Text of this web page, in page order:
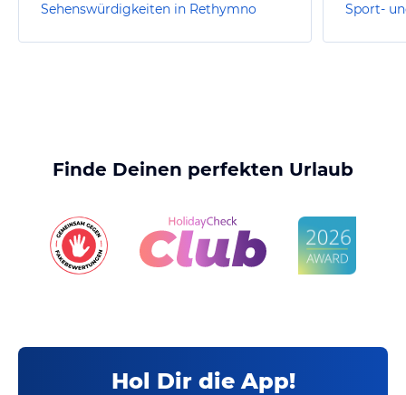
Sehenswürdigkeiten in Rethymno
Finde Deinen perfekten Urlaub
Hol Dir die App!